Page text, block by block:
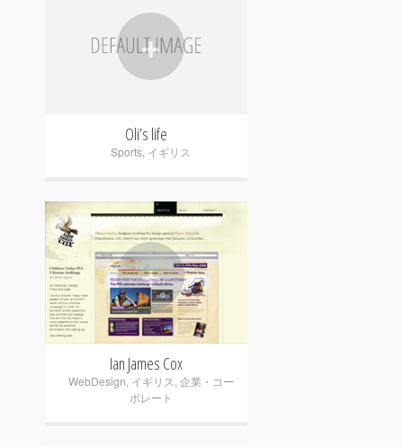
+
Oli’s life
Sports イギリス
+
Ian James Cox
WebDesign イギリス 企業・コー
ポレート